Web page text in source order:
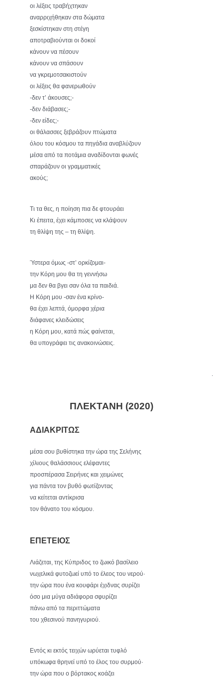
οι λέξεις τραβήχτηκαν
αναρριχήθηκαν στα δώματα
ξεσκίστηκαν στη στέγη
αποτραβιούνται οι δοκοί
κάνουν να πέσουν
κάνουν να σπάσουν
να γκρεμοτσακιστούν
οι λέξεις θα φανερωθούν
-δεν τ’ άκουσες;-
-δεν διάβασες;-
-δεν είδες;-
οι θάλασσες ξεβράζουν πτώματα
όλου του κόσμου τα πηγάδια αναβλύζουν
μέσα από τα ποτάμια αναδίδονται φωνές
σπαράζουν οι γραμματικές
ακούς;
Τι τα θες, η ποίηση πια δε φτουράει
Κι έπειτα, έχει κάμποσες να κλάψουν
τη θλίψη της – τη θλίψη.
Ύστερα όμως -στ’ ορκίζομαι-
την Κόρη μου θα τη γεννήσω
μα δεν θα βγει σαν όλα τα παιδιά.
Η Κόρη μου -σαν ένα κρίνο-
θα έχει λεπτά, όμορφα χέρια
διάφανες κλειδώσεις
η Κόρη μου, κατά πώς φαίνεται,
θα υπογράφει τις ανακοινώσεις.
ΠΛΕΚΤΑΝΗ (2020)
ΑΔΙΑΚΡΙΤΩΣ
μέσα σου βυθίστηκα την ώρα της Σελήνης
χίλιους θαλάσσιους ελέφαντες
προσπέρασα Σειρήνες και χειμώνες
για πάντα τον βυθό φωτίζοντας
να κείτεται αντίκρισα
τον θάνατο του κόσμου.
ΕΠΕΤΕΙΟΣ
Λιάζεται, της Κύπριδος το ζωικό βασίλειο
νωχελικά φυτοζωεί υπό το έλεος του νερού·
την ώρα που ένα κουφάρι έχιδνας συρίζει
όσο μια μύγα αδιάφορα σφυρίζει
πάνω από τα περιττώματα
του χθεσινού πανηγυριού.
Εντός κι εκτός τειχών ωρύεται τυφλό
υπόκωφα θρηνεί υπό το έλος του συρμού·
την ώρα που ο βόρτακος κοάζει